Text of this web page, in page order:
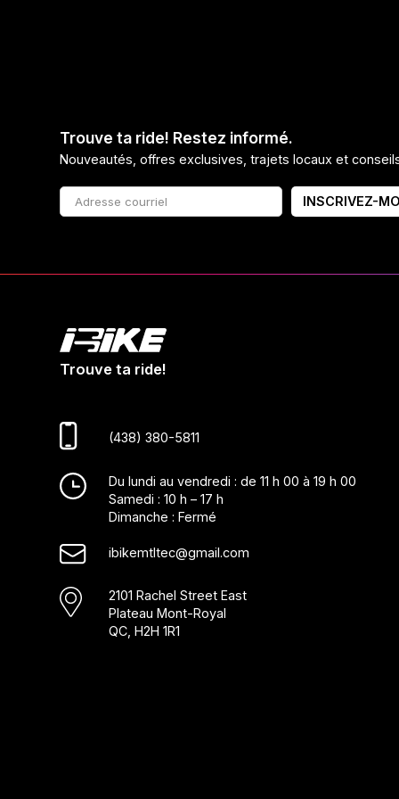
Trouve ta ride! Restez informé.
Nouveautés, offres exclusives, trajets locaux et
INSCRIVEZ-
Trouve ta ride!
(438) 380-5811
Du lundi au vendredi : de 11 h 00 à 19 h 00
Samedi : 10 h – 17 h
Dimanche : Fermé
ibikemtltec@gmail.com
2101 Rachel Street East
Plateau Mont-Royal
QC, H2H 1R1